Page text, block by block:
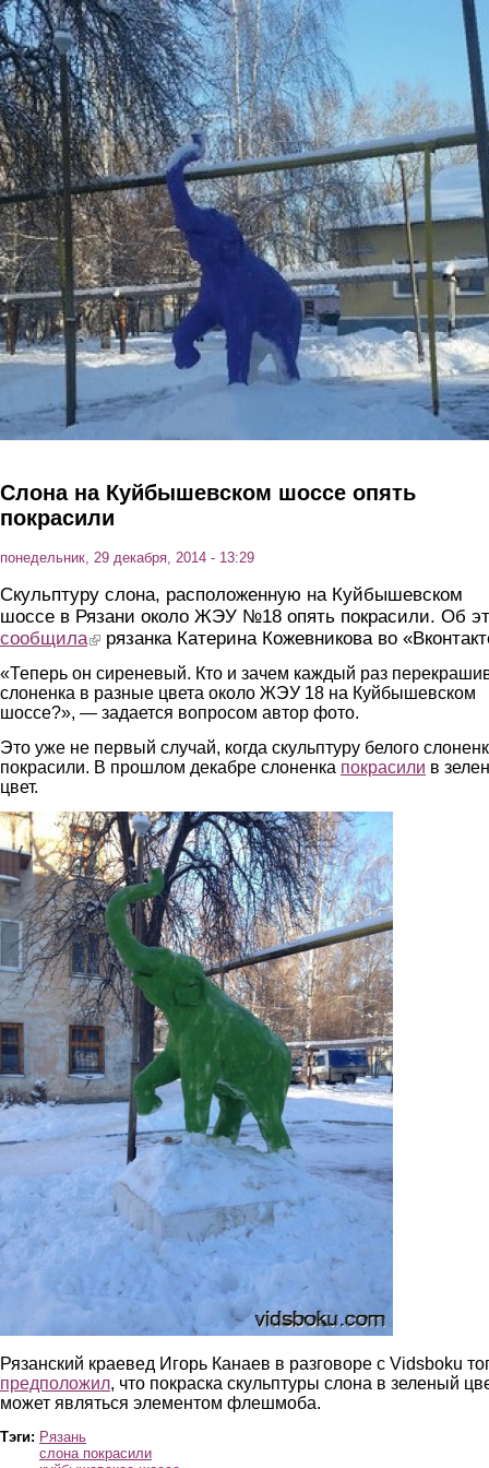
Перейти к основному содержанию
Слона на Куйбышевском шоссе опять
покрасили
понедельник, 29 декабря, 2014 - 13:29
Скульптуру слона, расположенную на Куйбышевском
шоссе в Рязани около ЖЭУ №18 опять покрасили. Об
сообщила(link is external)
рязанка Катерина Кожевникова во
«Теперь он сиреневый. Кто и зачем каждый раз
слоненка в разные цвета около ЖЭУ 18 на Куйбышевском
шоссе?», — задается вопросом автор фото.
Это уже не первый случай, когда скульптуру белого
покрасили. В прошлом декабре слоненка покрасили в
цвет.
2.jpg
Рязанский краевед Игорь Канаев в разговоре с Vidsboku
предположил, что покраска скульптуры слона в зеленый
может являться элементом флешмоба.
Тэги: Рязань
слона покрасили